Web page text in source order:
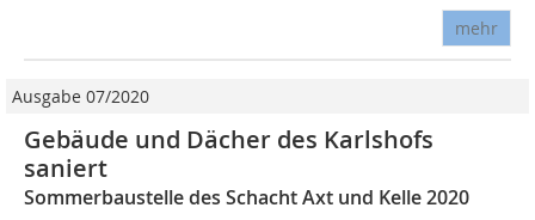
mehr
Ausgabe 07/2020
Gebäude und Dächer des Karlshofs
saniert
Sommerbaustelle des Schacht Axt und Kelle 2020